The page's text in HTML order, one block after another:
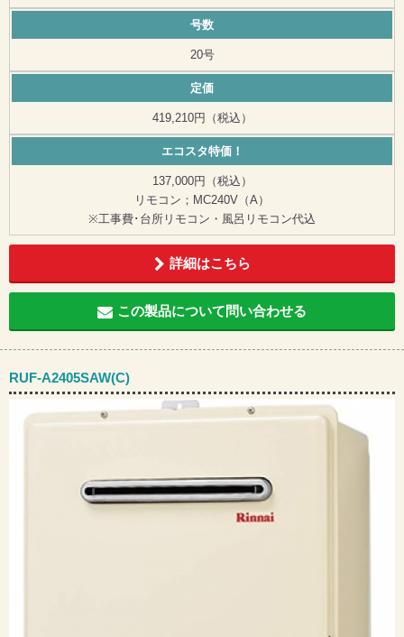
号数
20号
定価
419,210円（税込）
エコスタ特価！
137,000円（税込）
リモコン；MC240V（A）
※工事費･台所リモコン・風呂リモコン代込
詳細はこちら
この製品について問い合わせる
RUF-A2405SAW(C)